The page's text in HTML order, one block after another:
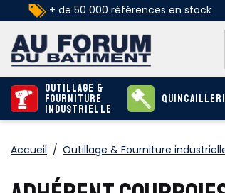
+ de 50 000 références en stock
Outillage &
Fourniture
industrielle
Accueil / Outillage & Fourniture